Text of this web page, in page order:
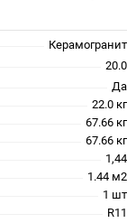
Керамогранит
20.0
Да
22.0 кг
67.66 кг
67.66 кг
1,44
1.44 м2
1 шт
R11